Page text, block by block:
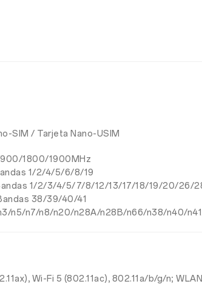
SIM / Tarjeta Nano-USIM
1800/1900MHz
1/2/4/5/6/8/19
1/2/3/4/5/7/8/12/13/17/18/19/20/26/
38/39/40/41
n3/n5/n7/n8/n20/n28A/n28B/n66/n38/n40/
Wi-Fi 5 (802.11ac), 802.11a/b/g/n;